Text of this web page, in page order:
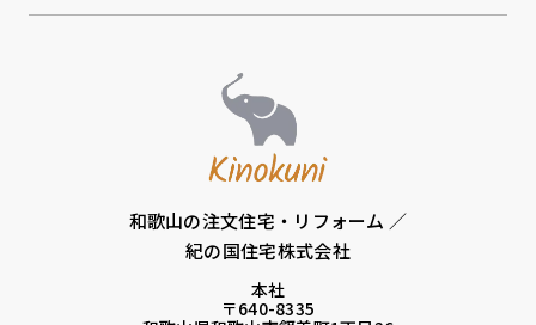
和歌山の注文住宅・リフォーム ／
紀の国住宅株式会社
本社
〒640-8335